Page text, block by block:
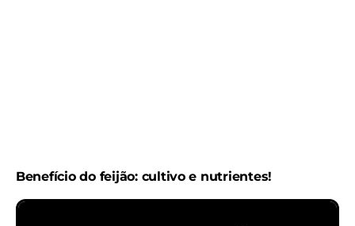
Benefício do feijão: cultivo e nutrientes!